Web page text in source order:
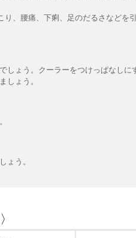
、腰痛、下痢、足のだるさなどを
しょう。クーラーをつけっぱなしに
しょう。
ょう。